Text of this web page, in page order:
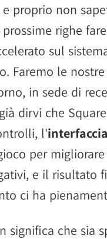
proprio non
righe
sul
Faremo le
in sede di
dirvi che
l'interfaccia
per
e il risultato
ci ha
significa che sia